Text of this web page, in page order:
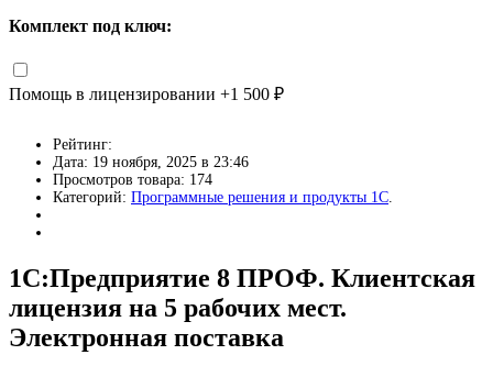
Комплект под ключ:
Помощь в лицензировании +1 500 ₽
Рейтинг:
Дата: 19 ноября, 2025 в 23:46
Просмотров товара: 174
Категорий: Программные решения и продукты 1C.
1С:Предприятие 8 ПРОФ. Клиентская
лицензия на 5 рабочих мест.
Электронная поставка